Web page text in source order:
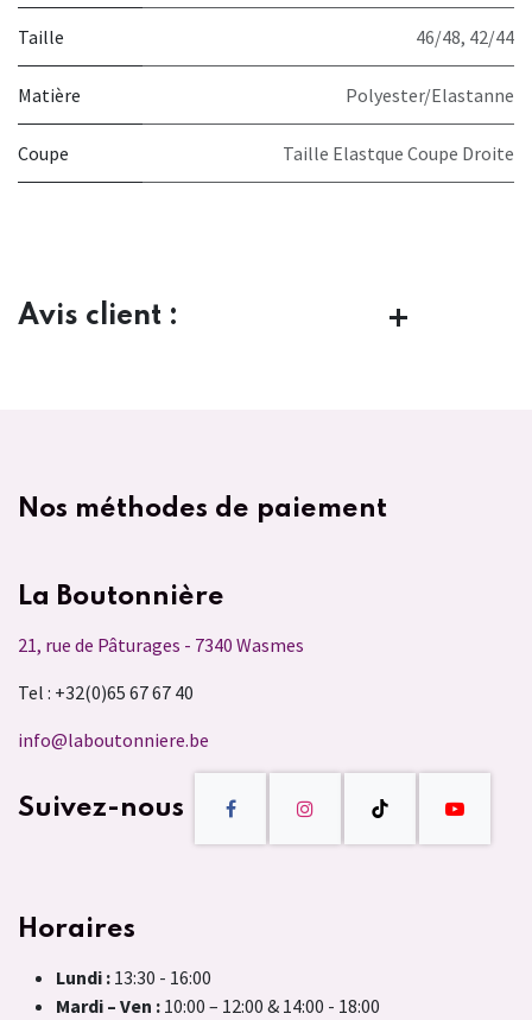
Taille 46/48, 42/44
Matière Polyester/Elastanne
Coupe Taille Elastque Coupe Droite
Avis client :
Nos méthodes de paiement
La Boutonnière
21, rue de Pâturages - 7340 Wasmes
Tel : +32(0)65 67 67 40
info@laboutonniere.be
Suivez-nous
Horaires
Lundi : 13:30 - 16:00
Mardi – Ven : 10:00 – 12:00 & 14:00 - 18:00